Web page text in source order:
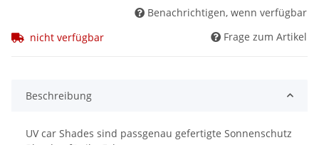
Benachrichtigen, wenn verfügbar
nicht verfügbar
Frage zum Artikel
Beschreibung
UV car Shades sind passgenau gefertigte Sonnenschutz